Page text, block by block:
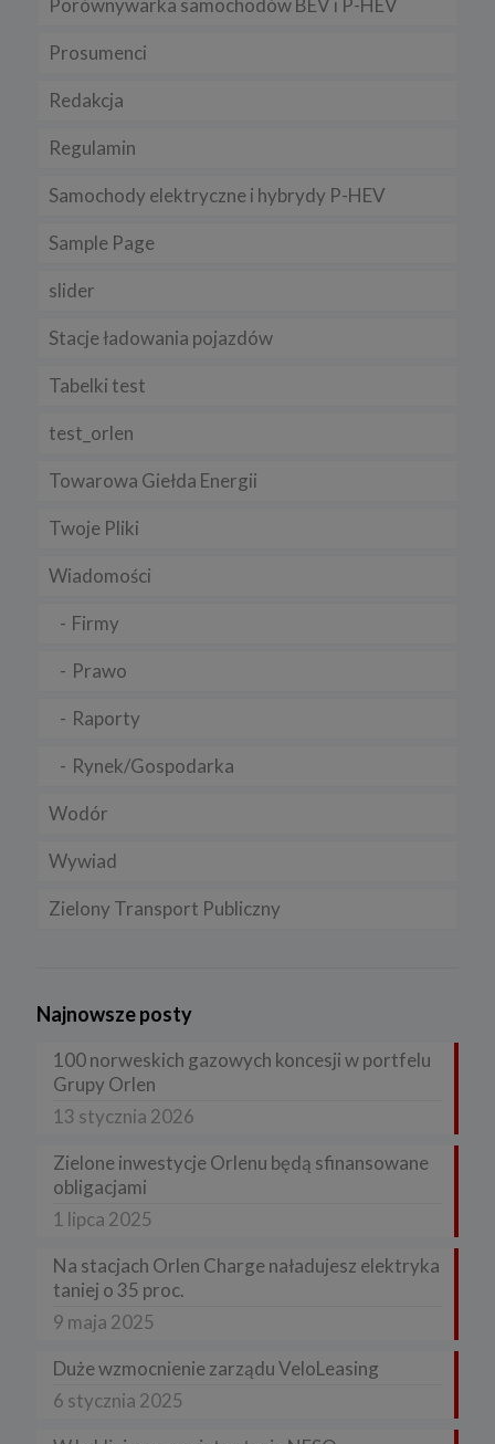
Porównywarka samochodów BEV i P-HEV
Prosumenci
Redakcja
Regulamin
Samochody elektryczne i hybrydy P-HEV
Sample Page
slider
Stacje ładowania pojazdów
Tabelki test
test_orlen
Towarowa Giełda Energii
Twoje Pliki
Wiadomości
Firmy
Prawo
Raporty
Rynek/Gospodarka
Wodór
Wywiad
Zielony Transport Publiczny
Najnowsze posty
100 norweskich gazowych koncesji w portfelu
Grupy Orlen
13 stycznia 2026
Zielone inwestycje Orlenu będą sfinansowane
obligacjami
1 lipca 2025
Na stacjach Orlen Charge naładujesz elektryka
taniej o 35 proc.
9 maja 2025
Duże wzmocnienie zarządu VeloLeasing
6 stycznia 2025
przeglądarkach znajdziesz na poniższych stronach:
serwisu.
Niniejsza Polityka może być co pewien czas aktualizowana poprzez
zamieszczenie w serwisie jej nowej wersji.
Regulamin serwisu